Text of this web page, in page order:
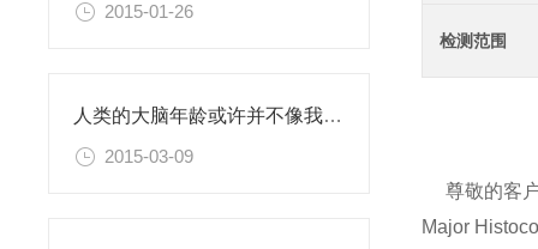
2015-01-26
人类的大脑年龄或许并不像我们此前认为的那样
2015-03-09
检测范围
尊敬的客
Major